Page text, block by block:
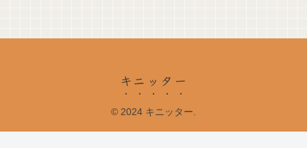
キニッター
© 2024 キニッター.